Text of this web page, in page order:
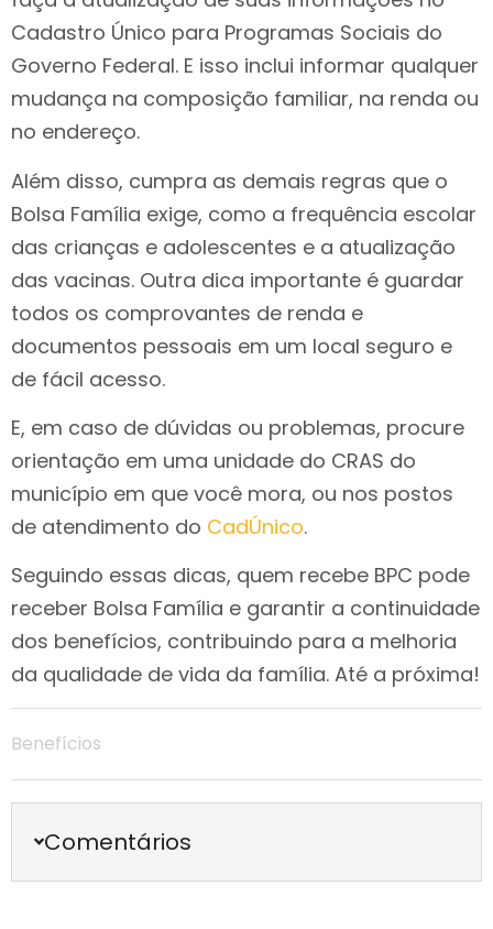
Cadastro Único para Programas Sociais do
Governo Federal. E isso inclui informar qualquer
mudança na composição familiar, na renda ou
no endereço.
Além disso, cumpra as demais regras que o
Bolsa Família exige, como a frequência escolar
das crianças e adolescentes e a atualização
das vacinas. Outra dica importante é guardar
todos os comprovantes de renda e
documentos pessoais em um local seguro e
de fácil acesso.
E, em caso de dúvidas ou problemas, procure
orientação em uma unidade do CRAS do
município em que você mora, ou nos postos
de atendimento do CadÚnico.
Seguindo essas dicas, quem recebe BPC pode
receber Bolsa Família e garantir a continuidade
dos benefícios, contribuindo para a melhoria
da qualidade de vida da família. Até a próxima!
Benefícios
Comentários